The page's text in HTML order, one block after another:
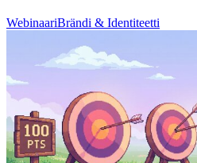
WebinaariBrändi & Identiteetti